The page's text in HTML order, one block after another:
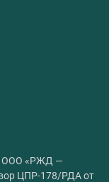
ООО «РЖД —
ЦПР-178/РДА от